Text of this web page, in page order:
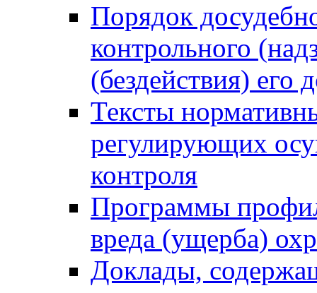
Порядок
контрольного
(бездействия)
Тексты
регулирующих
контроля
Программы
вреда (ущерба)
Доклады,